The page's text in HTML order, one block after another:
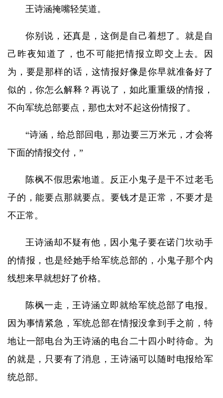
王诗涵掩嘴轻笑道。
你别说，还真是，这倒是自己着想了。就是自
己昨夜知道了，也不可能把情报立即交上去。因
为，要是那样的话，这情报好像是你早就准备好了
似的，你怎么解释？再说了，如此重重级的情报，
不向军统总部要点，那也太对不起这份情报了。
“诗涵，给总部回电，那边要三万米元，才会将
下面的情报交付，”
陈枫不假思索地道。反正小鬼子是干不过老毛
子的，能要点那就要点。要钱才是正常，不要才是
不正常。
王诗涵却不疑有他，因小鬼子要在诺门坎动手
的情报，也是经她手给军统总部的，小鬼子那个内
线想来早就想好了价格。
陈枫一走，王诗涵立即就给军统总部了电报。
因为事情紧急，军统总部在情报没拿到手之前，特
地让一部电台为王诗涵的电台二十四小时待命。为
的就是，只要有了消息，王诗涵可以随时电报给军
统总部。